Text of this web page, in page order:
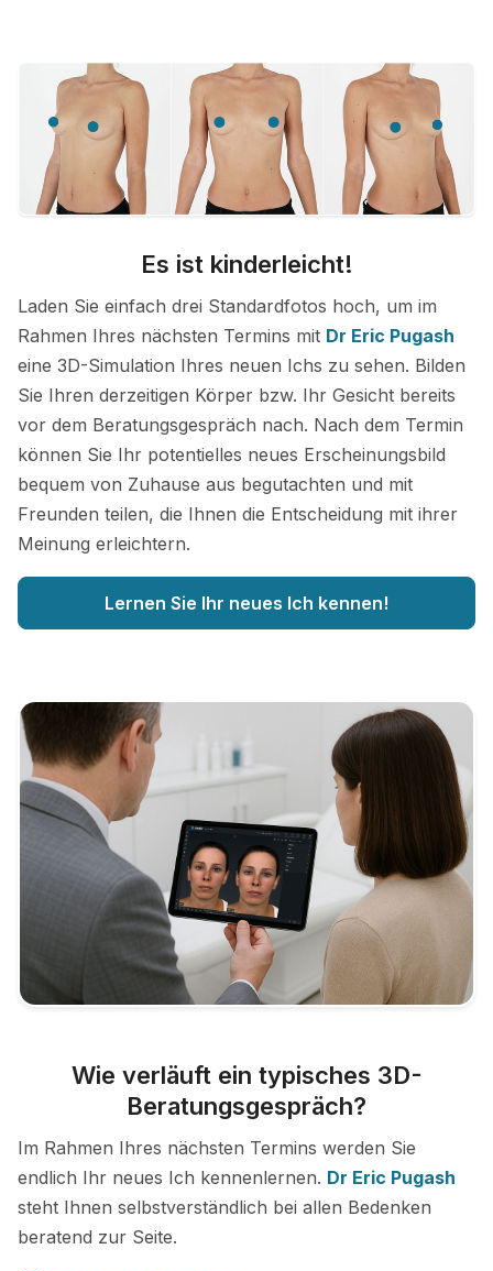
Es ist kinderleicht!
Laden Sie einfach drei Standardfotos hoch, um im
Rahmen Ihres nächsten Termins mit Dr Eric Pugash
eine 3D-Simulation Ihres neuen Ichs zu sehen. Bilden
Sie Ihren derzeitigen Körper bzw. Ihr Gesicht bereits
vor dem Beratungsgespräch nach. Nach dem Termin
können Sie Ihr potentielles neues Erscheinungsbild
bequem von Zuhause aus begutachten und mit
Freunden teilen, die Ihnen die Entscheidung mit ihrer
Meinung erleichtern.
Lernen Sie Ihr neues Ich kennen!
Wie verläuft ein typisches 3D-
Beratungsgespräch?
Im Rahmen Ihres nächsten Termins werden Sie
endlich Ihr neues Ich kennenlernen. Dr Eric Pugash
steht Ihnen selbstverständlich bei allen Bedenken
beratend zur Seite.